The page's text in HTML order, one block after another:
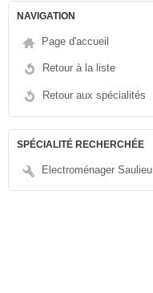
NAVIGATION
Page d'accueil
Retour à la liste
Retour aux spécialités
SPÉCIALITÉ RECHERCHÉE
Electroménager Saulieu